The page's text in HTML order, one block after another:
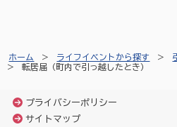
ホーム ライフイベントから探す
転居届（町内で引っ越したとき）
プライバシーポリシー
サイトマップ